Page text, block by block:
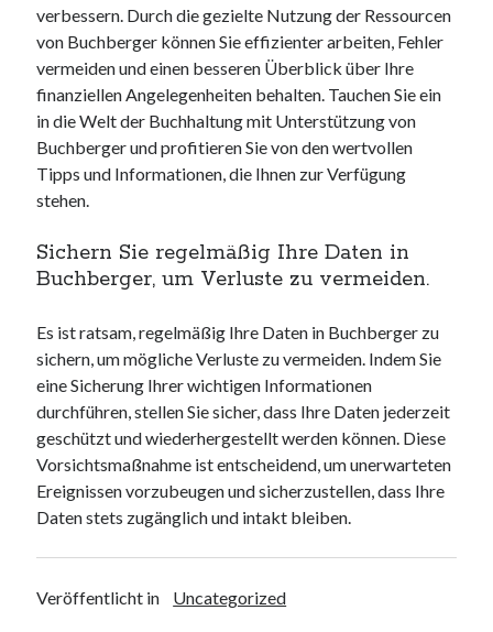
verbessern. Durch die gezielte Nutzung der Ressourcen
von Buchberger können Sie effizienter arbeiten, Fehler
vermeiden und einen besseren Überblick über Ihre
finanziellen Angelegenheiten behalten. Tauchen Sie ein
in die Welt der Buchhaltung mit Unterstützung von
Buchberger und profitieren Sie von den wertvollen
Tipps und Informationen, die Ihnen zur Verfügung
stehen.
Sichern Sie regelmäßig Ihre Daten in
Buchberger, um Verluste zu vermeiden.
Es ist ratsam, regelmäßig Ihre Daten in Buchberger zu
sichern, um mögliche Verluste zu vermeiden. Indem Sie
eine Sicherung Ihrer wichtigen Informationen
durchführen, stellen Sie sicher, dass Ihre Daten jederzeit
geschützt und wiederhergestellt werden können. Diese
Vorsichtsmaßnahme ist entscheidend, um unerwarteten
Ereignissen vorzubeugen und sicherzustellen, dass Ihre
Daten stets zugänglich und intakt bleiben.
Veröffentlicht in Uncategorized